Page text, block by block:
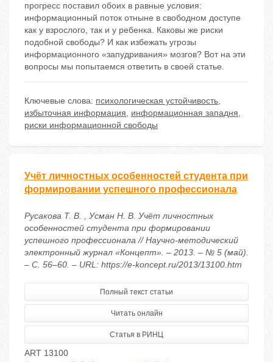
прогресс поставил обоих в равные условия:
информационный поток отныне в свободном доступе
как у взрослого, так и у ребенка. Каковы же риски
подобной свободы? И как избежать угрозы
информационного «запудривания» мозгов? Вот на эти
вопросы мы попытаемся ответить в своей статье.
Ключевые слова: психологическая устойчивость,
избыточная информация, информационная западня,
риски информационной свободы
Учёт личностных особенностей студента при
формировании успешного профессионала
Русакова Т. В. , Усман Н. В. Учёт личностных
особенностей студента при формировании
успешного профессионала // Научно-методический
электронный журнал «Концепт». – 2013. – № 5 (май).
– С. 56–60. – URL: https://e-koncept.ru/2013/13100.htm
Полный текст статьи
Читать онлайн
Статья в РИНЦ
ART 13100